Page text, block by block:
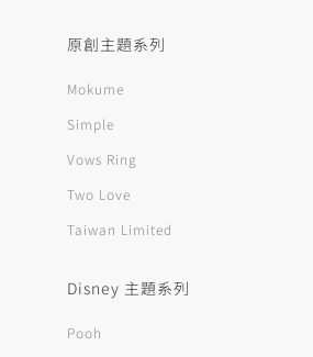
原創主題系列
Mokume
Simple
Vows Ring
Two Love
Taiwan Limited
Disney 主題系列
Pooh